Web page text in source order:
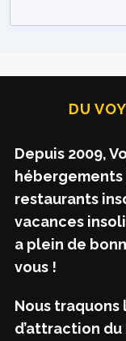
DU
Depuis 2009,
restaurants
vacances
a plein de
vous !
Nous traquons
d’attraction